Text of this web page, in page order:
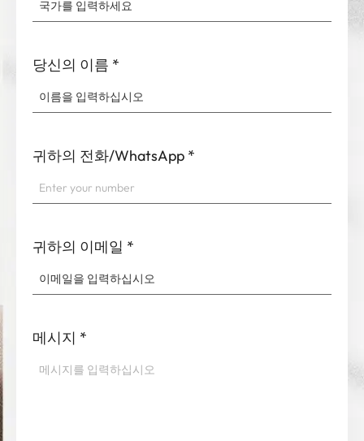
당신의 이름 *
귀하의 전화/WhatsApp *
귀하의 이메일 *
메시지 *